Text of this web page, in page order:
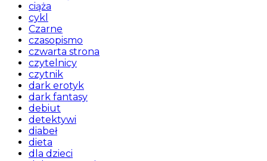
ciąża
cykl
Czarne
czasopismo
czwarta strona
czytelnicy
czytnik
dark erotyk
dark fantasy
debiut
detektywi
diabeł
dieta
dla dzieci